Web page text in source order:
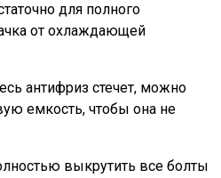
для полного
от охлаждающей
антифриз стечет, можно
емкость, чтобы она не
выкрутить все болты